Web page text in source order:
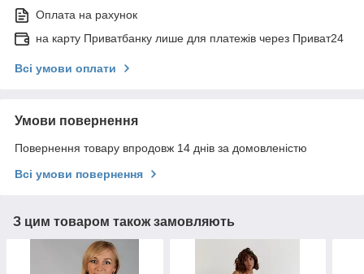
Оплата на рахунок
на карту Приватбанку лише для платежів через Приват24
Всі умови оплати
Умови повернення
Повернення товару впродовж 14 днів за домовленістю
Всі умови повернення
З цим товаром також замовляють